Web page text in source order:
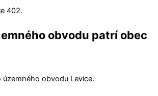
je 402.
obvodu patrí obec
územného obvodu Levice.